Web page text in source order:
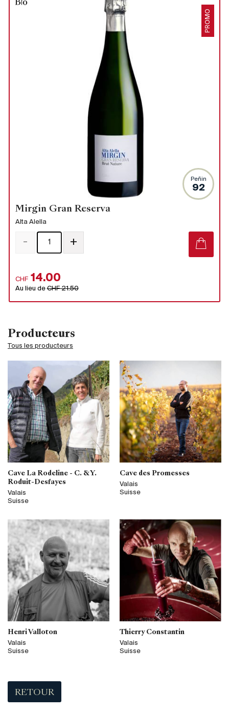
Producteurs
Tous les producteurs
Cave La Rodeline - C. & Y.
Roduit-Desfayes
Valais
Suisse
Cave des Promesses
Valais
Suisse
Henri Valloton
Valais
Suisse
Thierry Constantin
Valais
Suisse
RETOUR
PROMO
Peñin
92
Mirgin Gran Reserva
Alta Alella
CHF 14.00
Au lieu deCHF 21.50
- +